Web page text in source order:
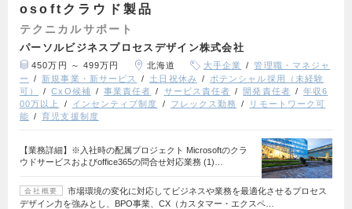
osoftクラウド製品
テクニカルサポート
パーソルビジネスプロセスデザイン株式会社
450万円 ～ 499万円 北海道 大手企業
管理職・マネジャ
ー
新規事業・新サービス 土日祝休み
ポテンシャル採用（未経験
可）
CxO候補 事業責任者 サービス責任者 開発責任者
年収6
00万以上
インセンティブ制度 フレックス勤務
リモートワーク可
能
育児支援制度
【業務詳細】※入社時の配属プロジェクト Microsoftのクラ
ウドサービスおよびoffice365の問合せ対応業務 (1)…
会社概要
市場環境の変化に対応してビジネスや業務を最適化させるプロセス
デザイン力を強みとし、BPO事業、CX（カスタマー・エクスペ…